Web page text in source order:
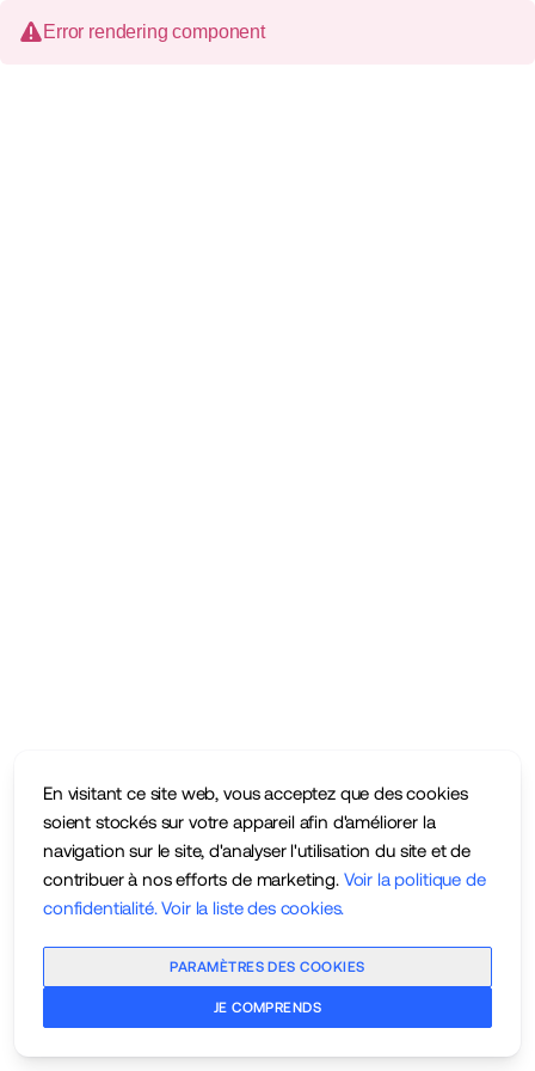
En visitant ce site web, vous acceptez que des cookies
soient stockés sur votre appareil afin d'améliorer la
navigation sur le site, d'analyser l'utilisation du site et de
contribuer à nos efforts de marketing. Voir la politique de
confidentialité. Voir la liste des cookies.
PARAMÈTRES DES COOKIES
JE COMPRENDS
Error rendering component